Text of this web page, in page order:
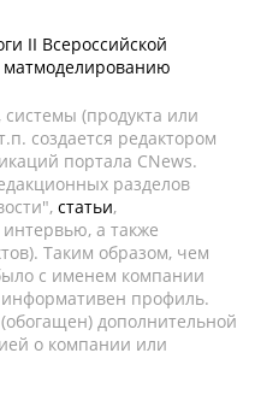
II Всероссийской
(продукта или
создается редактором
портала CNews.
разделов
статьи,
а также
Таким образом, чем
с именем компании
информативен профиль.
дополнительной
о компании или